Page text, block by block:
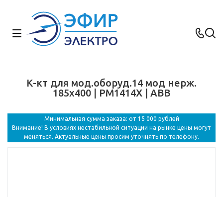
К-кт для мод.оборуд.14 мод нерж.
185х400 | PM1414X | ABB
Минимальная сумма заказа: от 15 000 рублей
Внимание! В условиях нестабильной ситуации на рынке цены могут
меняться. Актуальные цены просим уточнять по телефону.